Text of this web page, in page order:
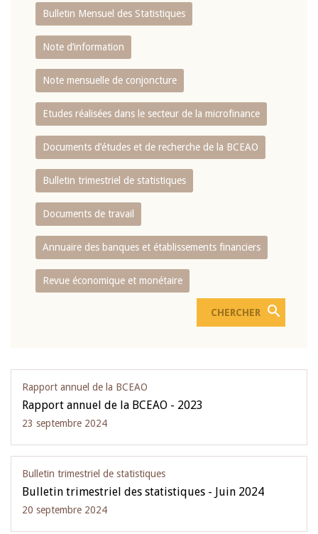
Bulletin Mensuel des Statistiques
Note d’information
Note mensuelle de conjoncture
Etudes réalisées dans le secteur de la microfinance
Documents d’études et de recherche de la BCEAO
Bulletin trimestriel de statistiques
Documents de travail
Annuaire des banques et établissements financiers
Revue économique et monétaire
Rapport annuel de la BCEAO
Rapport annuel de la BCEAO - 2023
23 septembre 2024
Bulletin trimestriel de statistiques
Bulletin trimestriel des statistiques - Juin 2024
20 septembre 2024